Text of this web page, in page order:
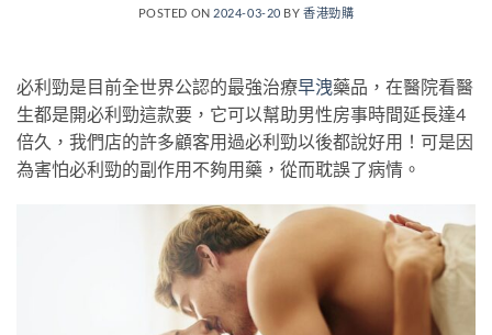
POSTED ON 2024-03-20 BY香港勁購
必利勁是目前全世界公認的最強治療早洩藥品，在醫院看醫
生都是開必利勁這款要，它可以幫助男性房事時間延長達4
倍久，我們店的許多顧客用過必利勁以後都說好用！可是因
為害怕必利勁的副作用不夠用藥，從而耽誤了病情。